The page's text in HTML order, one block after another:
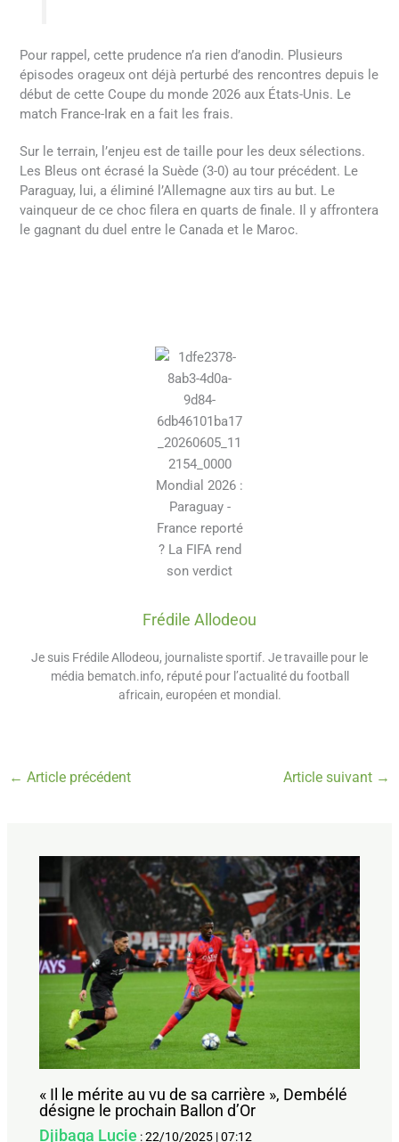
Pour rappel, cette prudence n’a rien d’anodin. Plusieurs
épisodes orageux ont déjà perturbé des rencontres depuis le
début de cette Coupe du monde 2026 aux États-Unis. Le
match France-Irak en a fait les frais.
Sur le terrain, l’enjeu est de taille pour les deux sélections.
Les Bleus ont écrasé la Suède (3-0) au tour précédent. Le
Paraguay, lui, a éliminé l’Allemagne aux tirs au but. Le
vainqueur de ce choc filera en quarts de finale. Il y affrontera
le gagnant du duel entre le Canada et le Maroc.
Frédile Allodeou
Je suis Frédile Allodeou, journaliste sportif. Je travaille pour le
média bematch.info, réputé pour l’actualité du football
africain, européen et mondial.
← Article précédent Article suivant →
« Il le mérite au vu de sa carrière », Dembélé
désigne le prochain Ballon d’Or
Djibaga Lucie :22/10/2025 |07:12